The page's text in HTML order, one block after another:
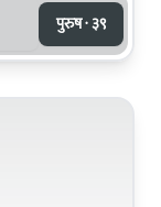
पुरुष · ३९